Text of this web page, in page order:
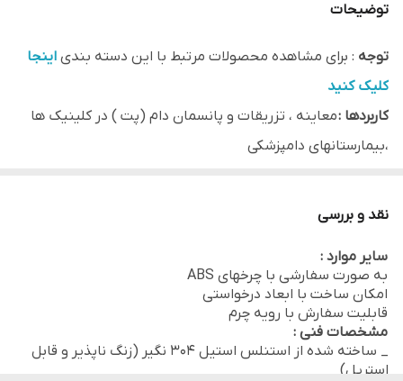
توضیحات
توجه : برای مشاهده محصولات مرتبط با این دسته بندی اینجا
کلیک کنید
کاربردها :معاینه ، تزریقات و پانسمان دام (پت ) در کلینیک ها
،بیمارستانهای دامپزشکی
اطلاعات تکمیلی:
نقد و بررسی
سایر موارد :
به صورت سفارشی با چرخهای ABS
امکان ساخت با ابعاد درخواستی
قابلیت سفارش با رویه چرم
مشخصات فنی :
_ ساخته شده از استنلس استیل 304 نگیر (زنگ ناپذیر و قابل
استریل)